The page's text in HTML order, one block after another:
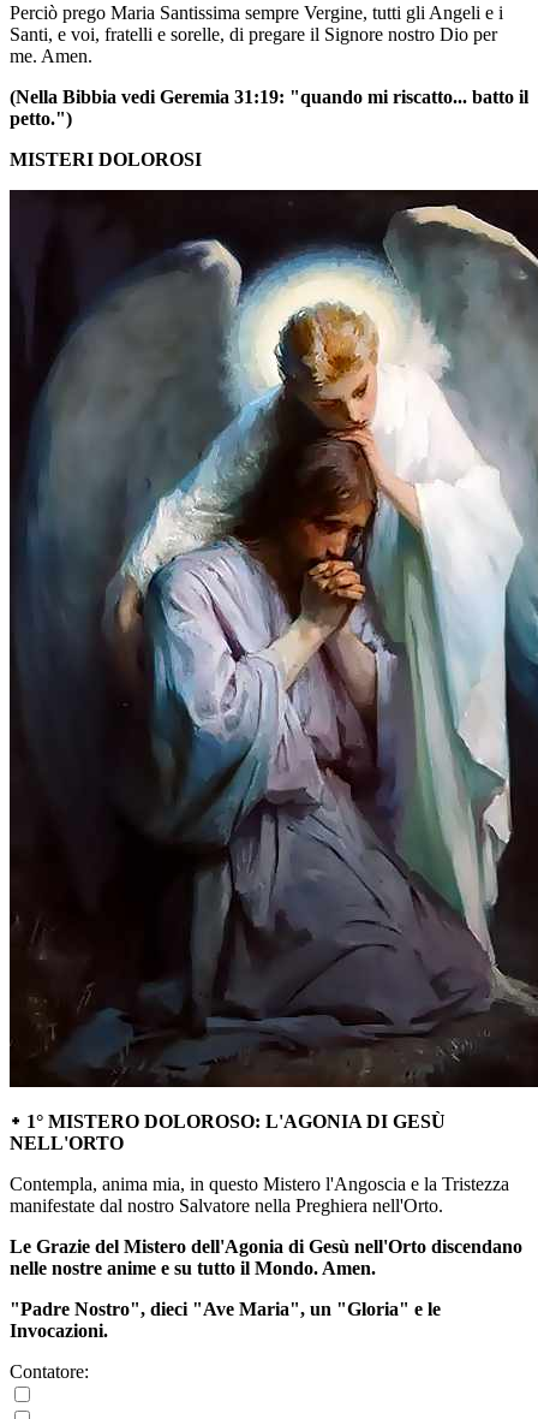
Perciò prego Maria Santissima sempre Vergine, tutti gli Angeli e i
Santi, e voi, fratelli e sorelle, di pregare il Signore nostro Dio per
me. Amen.
(Nella Bibbia vedi Geremia 31:19: "quando mi riscatto... batto il
petto.")
MISTERI DOLOROSI
᛭ 1° MISTERO DOLOROSO: L'AGONIA DI GESÙ
NELL'ORTO
Contempla, anima mia, in questo Mistero l'Angoscia e la Tristezza
manifestate dal nostro Salvatore nella Preghiera nell'Orto.
Le Grazie del Mistero dell'Agonia di Gesù nell'Orto discendano
nelle nostre anime e su tutto il Mondo. Amen.
"Padre Nostro", dieci "Ave Maria", un "Gloria" e le
Invocazioni.
Contatore: